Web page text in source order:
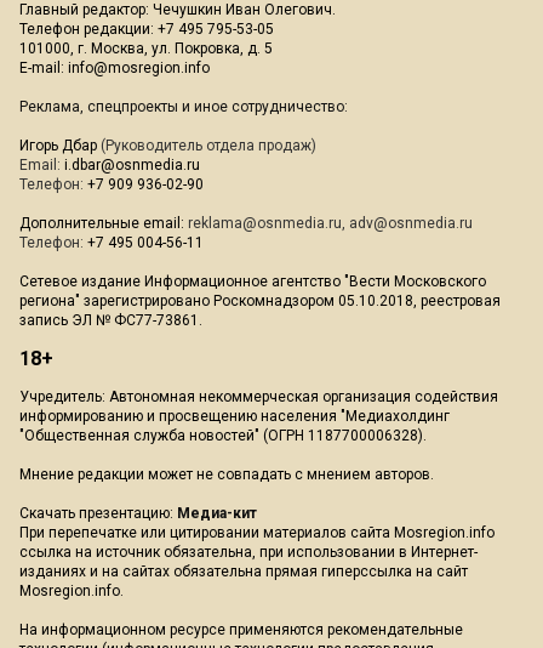
Главный редактор: Чечушкин Иван Олегович.
Телефон редакции: +7 495 795-53-05
101000, г. Москва, ул. Покровка, д. 5
E-mail: info@mosregion.info
Реклама, спецпроекты и иное сотрудничество:
Игорь Дбар (Руководитель отдела продаж)
Email: i.dbar@osnmedia.ru
Телефон: +7 909 936-02-90
Дополнительные email: reklama@osnmedia.ru, adv@osnmedia.ru
Телефон: +7 495 004-56-11
Сетевое издание Информационное агентство "Вести Московского
региона" зарегистрировано Роскомнадзором 05.10.2018, реестровая
запись ЭЛ № ФС77-73861.
18+
Учредитель: Автономная некоммерческая организация содействия
информированию и просвещению населения "Медиахолдинг
"Общественная служба новостей" (ОГРН 1187700006328).
Мнение редакции может не совпадать с мнением авторов.
Скачать презентацию: Медиа-кит
При перепечатке или цитировании материалов сайта Mosregion.info
ссылка на источник обязательна, при использовании в Интернет-
изданиях и на сайтах обязательна прямая гиперссылка на сайт
Mosregion.info.
На информационном ресурсе применяются рекомендательные